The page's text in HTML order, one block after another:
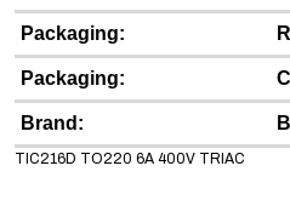
Packaging:
Packaging:
Brand:
TIC216D TO220 6A 400V TRIAC